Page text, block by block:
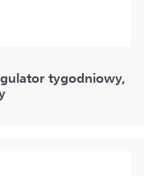
tygodniowy,